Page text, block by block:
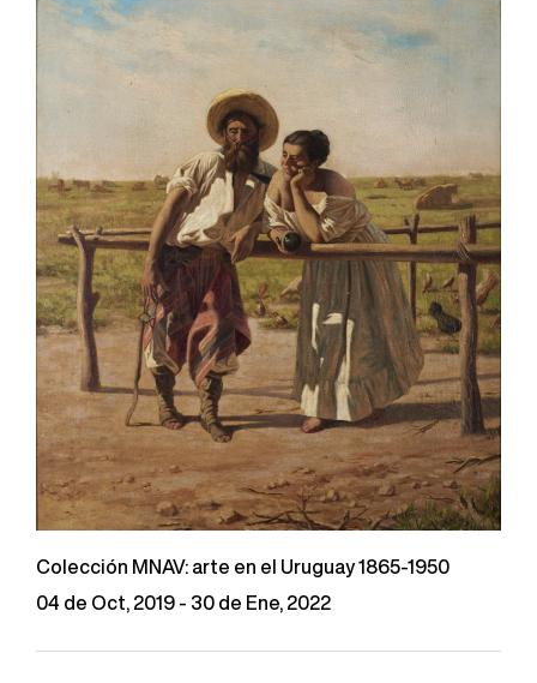
Colección MNAV: arte en el Uruguay 1865-1950
04 de Oct, 2019 - 30 de Ene, 2022